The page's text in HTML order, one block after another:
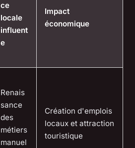
ce
locale
influent
e
Impact
économique
Renais
sance
des
métiers
manuel
Création d'emplois
locaux et attraction
touristique